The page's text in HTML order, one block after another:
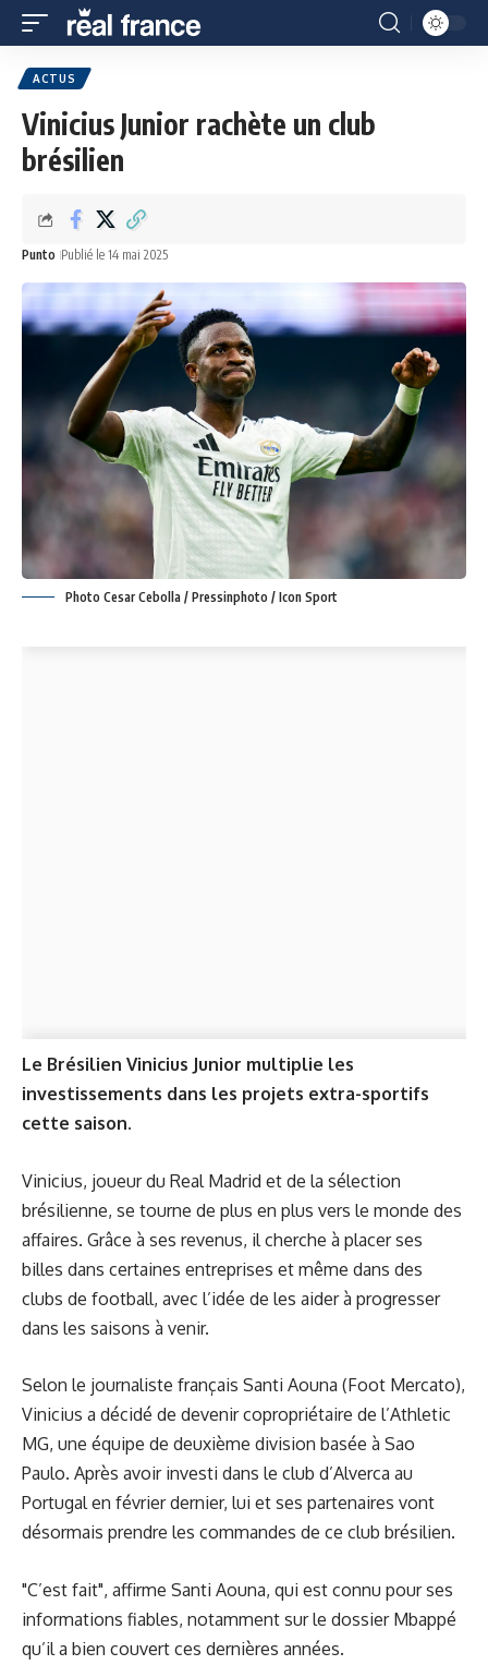
ACTUS
Vinicius Junior rachète un club
brésilien
Punto Publié le 14 mai 2025
Photo Cesar Cebolla / Pressinphoto / Icon Sport
Le Brésilien Vinicius Junior multiplie les
investissements dans les projets extra-sportifs
cette saison.
Vinicius, joueur du Real Madrid et de la sélection
brésilienne, se tourne de plus en plus vers le monde des
affaires. Grâce à ses revenus, il cherche à placer ses
billes dans certaines entreprises et même dans des
clubs de football, avec l’idée de les aider à progresser
dans les saisons à venir.
Selon le journaliste français Santi Aouna (Foot Mercato),
Vinicius a décidé de devenir copropriétaire de l’Athletic
MG, une équipe de deuxième division basée à Sao
Paulo. Après avoir investi dans le club d’Alverca au
Portugal en février dernier, lui et ses partenaires vont
désormais prendre les commandes de ce club brésilien.
"C’est fait", affirme Santi Aouna, qui est connu pour ses
informations fiables, notamment sur le dossier Mbappé
qu’il a bien couvert ces dernières années.